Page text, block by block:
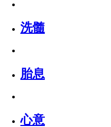
洗髓
胎息
心意